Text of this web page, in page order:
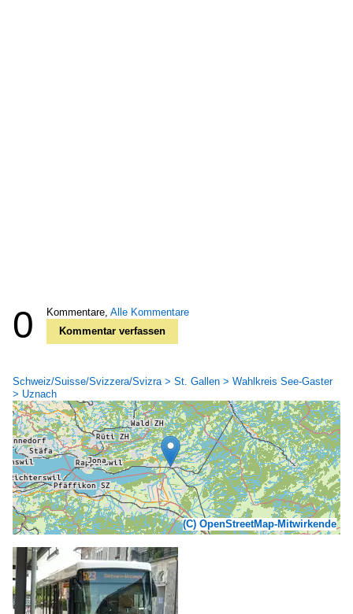
0 Kommentare, Alle Kommentare
Kommentar verfassen
Schweiz/Suisse/Svizzera/Svizra > St. Gallen > Wahlkreis See-Gaster
> Uznach
(C) OpenStreetMap-Mitwirkende